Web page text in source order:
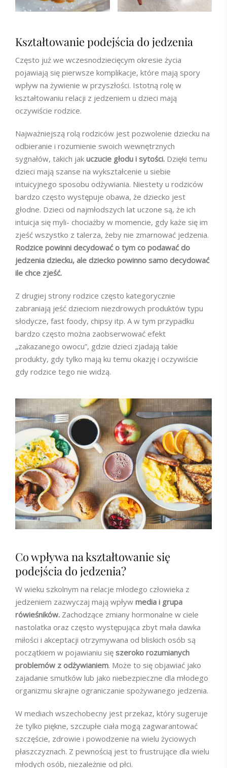
Kształtowanie podejścia do jedzenia
Często już we wczesnodziecięcym okresie życia
pojawiają się pierwsze komplikacje, które mają spory
wpływ na żywienie w przyszłości. Istotną rolę w
kształtowaniu relacji z jedzeniem u dzieci mają
oczywiście rodzice.
Najważniejszą rolą rodziców jest pozwolenie dziecku na
odbieranie i rozumienie swoich wewnętrznych
sygnałów, takich jak uczucie głodu i sytości. Dzięki temu
dzieci mają szanse na wykształcenie u siebie
intuicyjnego sposobu odżywiania. Niestety u rodziców
bardzo często występuje obawa, że dziecko jest
głodne. Dzieci od najmłodszych lat uczone są, że ich
intuicja się myli- chociażby w momencie, gdy każe się im
zjeść wszystko z talerza, żeby nie zmarnować jedzenia.
Rodzice powinni decydować o tym co podawać do
jedzenia dziecku, ale dziecko powinno samo decydować
ile chce zjeść.
Z drugiej strony rodzice często kategorycznie
zabraniają jeść dzieciom niezdrowych produktów typu
słodycze, fast foody, chipsy itp. A w tym przypadku
bardzo często można zaobserwować efekt
„zakazanego owocu”, gdzie dzieci zjadają takie
produkty, gdy tylko mają ku temu okazję i oczywiście
gdy rodzice tego nie widzą.
Co wpływa na kształtowanie się
podejścia do jedzenia?
W wieku szkolnym na relacje młodego człowieka z
jedzeniem zazwyczaj mają wpływ media i grupa
rówieśników. Zachodzące zmiany hormonalne w ciele
nastolatka oraz często występująca zbyt mała dawka
miłości i akceptacji otrzymywana od bliskich osób są
początkiem w pojawianiu się szeroko rozumianych
problemów z odżywianiem. Może to się objawiać jako
zajadanie smutków lub jako niebezpieczne dla młodego
organizmu skrajne ograniczanie spożywanego jedzenia.
W mediach wszechobecny jest przekaz, który sugeruje
że tylko piękne, szczupłe ciała mogą zagwarantować
szczęście, zdrowie i powodzenie na wielu życiowych
płaszczyznach. Z pewnością jest to frustrujące dla wielu
młodych osób, niezależnie od płci.